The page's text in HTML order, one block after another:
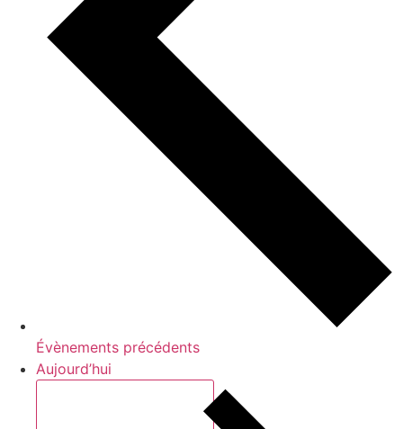
Évènements précédents
Aujourd’hui